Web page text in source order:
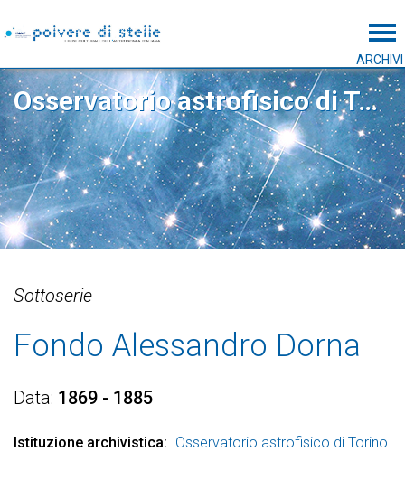
ARCHIVI
Osservatorio astrofisico di Torino
Sottoserie
Fondo Alessandro Dorna
Data 1869 - 1885
Istituzione archivistica Osservatorio astrofisico di Torino